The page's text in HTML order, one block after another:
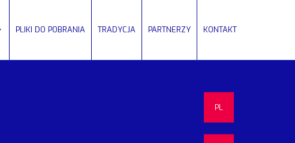
PLIKI DO POBRANIA TRADYCJA PARTNERZY KONTAKT
PL